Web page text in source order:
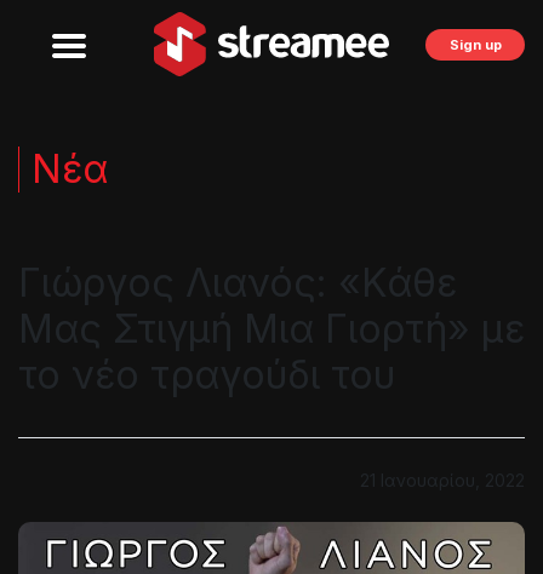
Sign up
Νέα
Γιώργος Λιανός: «Κάθε
Μας Στιγμή Μια Γιορτή» με
το νέο τραγούδι του
21 Ιανουαρίου, 2022